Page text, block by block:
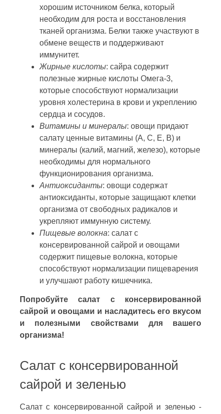
хорошим источником белка, который
необходим для роста и восстановления
тканей организма. Белки также участвуют в
обмене веществ и поддерживают
иммунитет.
Жирные кислоты: сайра содержит
полезные жирные кислоты Омега-3,
которые способствуют нормализации
уровня холестерина в крови и укреплению
сердца и сосудов.
Витамины и минералы: овощи придают
салату ценные витамины (А, С, Е, В) и
минералы (калий, магний, железо), которые
необходимы для нормального
функционирования организма.
Антиоксиданты: овощи содержат
антиоксиданты, которые защищают клетки
организма от свободных радикалов и
укрепляют иммунную систему.
Пищевые волокна: салат с
консервированной сайрой и овощами
содержит пищевые волокна, которые
способствуют нормализации пищеварения
и улучшают работу кишечника.
Попробуйте салат с консервированной
сайрой и овощами и насладитесь его вкусом
и полезными свойствами для вашего
организма!
Салат с консервированной
сайрой и зеленью
Салат с консервированной сайрой и зеленью -